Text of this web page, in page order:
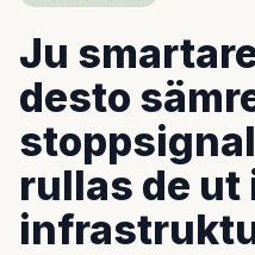
Ju
desto
rullas de ut